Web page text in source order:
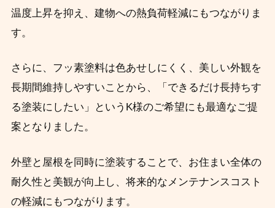
温度上昇を抑え、建物への熱負荷軽減にもつながりま
す。
さらに、フッ素塗料は色あせしにくく、美しい外観を
長期間維持しやすいことから、「できるだけ長持ちす
る塗装にしたい」というK様のご希望にも最適なご提
案となりました。
外壁と屋根を同時に塗装することで、お住まい全体の
耐久性と美観が向上し、将来的なメンテナンスコスト
の軽減にもつながります。